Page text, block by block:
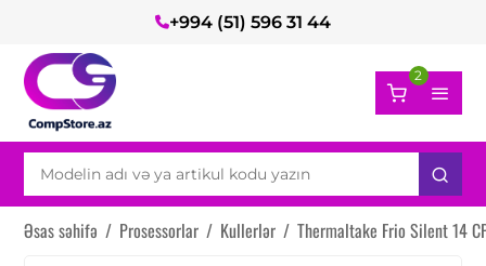
+994 (51) 596 31 44
2
Əsas səhifə / Prosessorlar / Kullerlər / Thermaltake Frio Silent 14